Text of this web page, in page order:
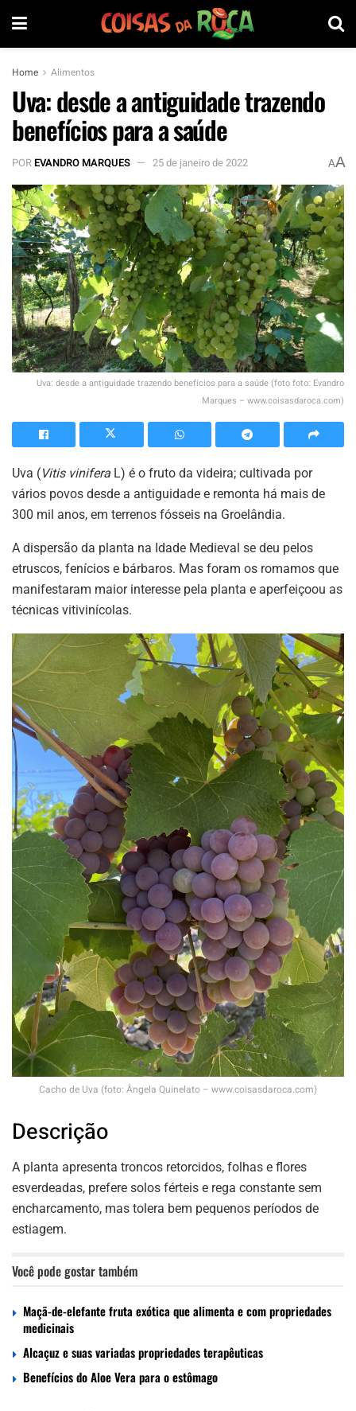
Home Alimentos
Uva: desde a antiguidade trazendo
benefícios para a saúde
POREVANDRO MARQUES 25 de janeiro de 2022 AA
Uva: desde a antiguidade trazendo benefícios para a saúde (foto foto: Evandro
Marques – www.coisasdaroca.com)
Uva (Vitis vinifera L) é o fruto da videira; cultivada por
vários povos desde a antiguidade e remonta há mais de
300 mil anos, em terrenos fósseis na Groelândia.
A dispersão da planta na Idade Medieval se deu pelos
etruscos, fenícios e bárbaros. Mas foram os romamos que
manifestaram maior interesse pela planta e aperfeiçoou as
técnicas vitivinícolas.
Cacho de Uva (foto: Ângela Quinelato – www.coisasdaroca.com)
Descrição
A planta apresenta troncos retorcidos, folhas e flores
esverdeadas, prefere solos férteis e rega constante sem
encharcamento, mas tolera bem pequenos períodos de
estiagem.
Você pode gostar também
Maçã-de-elefante fruta exótica que alimenta e com propriedades
medicinais
Alcaçuz e suas variadas propriedades terapêuticas
Benefícios do Aloe Vera para o estômago